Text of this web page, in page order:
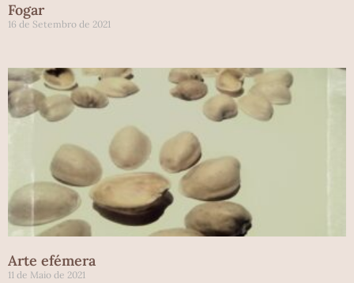
Fogar
16 de Setembro de 2021
Arte efémera
11 de Maio de 2021